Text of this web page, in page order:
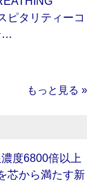
ピタリティーコ
…
もっと見る »
度6800倍以上
芯から満たす新